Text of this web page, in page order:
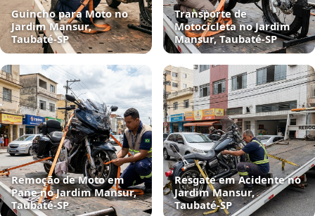
Guincho para Moto no
Jardim Mansur,
Taubaté‑SP
Transporte de
Motocicleta no Jardim
Mansur, Taubaté‑SP
Remoção de Moto em
Pane no Jardim Mansur,
Taubaté‑SP
Resgate em Acidente no
Jardim Mansur,
Taubaté‑SP